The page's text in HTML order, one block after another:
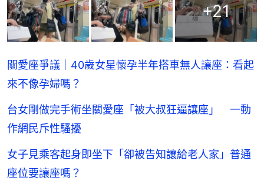
+21
關愛座爭議｜40歲女星懷孕半年搭車無人讓座：看起
來不像孕婦嗎？
台女剛做完手術坐關愛座「被大叔狂逼讓座」 一動
作網民斥性騷擾
女子見乘客起身即坐下「卻被告知讓給老人家」普通
座位要讓座嗎？